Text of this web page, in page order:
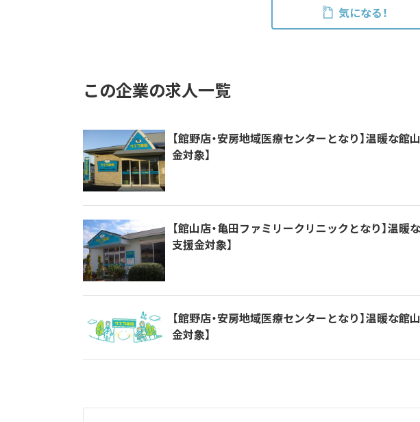
気になる！
この企業の求人一覧
【館野店・安房地域医療センターとなり】温暖な館
金対象】
【館山店・亀田ファミリークリニックとなり】温暖
支援金対象】
【館野店・安房地域医療センターとなり】温暖な館
金対象】